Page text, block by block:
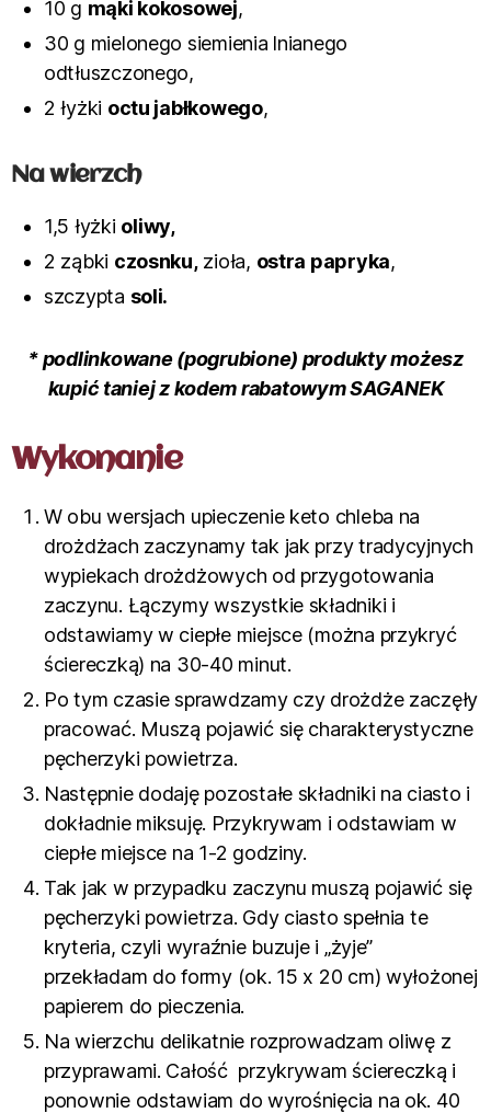
10 g mąki kokosowej,
30 g mielonego siemienia lnianego
odtłuszczonego,
2 łyżki octu jabłkowego,
Na wierzch
1,5 łyżki oliwy,
2 ząbki czosnku,zioła, ostra papryka,
szczypta soli.
*podlinkowane (pogrubione) produkty możesz
kupić taniej z kodem rabatowym SAGANEK
Wykonanie
W obu wersjach upieczenie keto chleba na
drożdżach zaczynamy tak jak przy tradycyjnych
wypiekach drożdżowych od przygotowania
zaczynu. Łączymy wszystkie składniki i
odstawiamy w ciepłe miejsce (można przykryć
ściereczką) na 30-40 minut.
Po tym czasie sprawdzamy czy drożdże zaczęły
pracować. Muszą pojawić się charakterystyczne
pęcherzyki powietrza.
Następnie dodaję pozostałe składniki na ciasto i
dokładnie miksuję. Przykrywam i odstawiam w
ciepłe miejsce na 1-2 godziny.
Tak jak w przypadku zaczynu muszą pojawić się
pęcherzyki powietrza. Gdy ciasto spełnia te
kryteria, czyli wyraźnie buzuje i „żyje”
przekładam do formy (ok. 15 x 20 cm) wyłożonej
papierem do pieczenia.
Na wierzchu delikatnie rozprowadzam oliwę z
przyprawami. Całość przykrywam ściereczką i
ponownie odstawiam do wyrośnięcia na ok. 40